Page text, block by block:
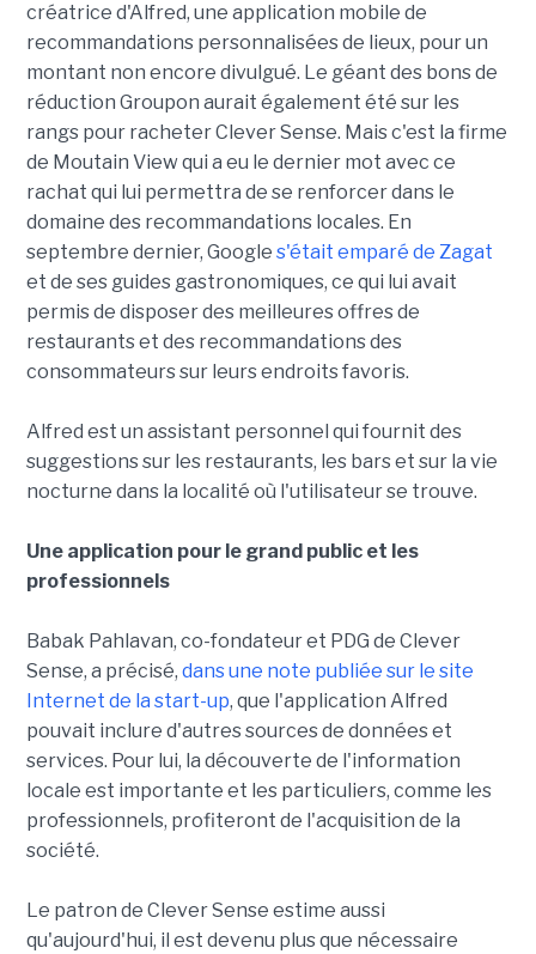
créatrice d'Alfred, une application mobile de
recommandations personnalisées de lieux, pour un
montant non encore divulgué. Le géant des bons de
réduction Groupon aurait également été sur les
rangs pour racheter Clever Sense. Mais c'est la firme
de Moutain View qui a eu le dernier mot avec ce
rachat qui lui permettra de se renforcer dans le
domaine des recommandations locales. En
septembre dernier, Google s'était emparé de Zagat
et de ses guides gastronomiques, ce qui lui avait
permis de disposer des meilleures offres de
restaurants et des recommandations des
consommateurs sur leurs endroits favoris.
Alfred est un assistant personnel qui fournit des
suggestions sur les restaurants, les bars et sur la vie
nocturne dans la localité où l'utilisateur se trouve.
Une application pour le grand public et les
professionnels
Babak Pahlavan, co-fondateur et PDG de Clever
Sense, a précisé, dans une note publiée sur le site
Internet de la start-up, que l'application Alfred
pouvait inclure d'autres sources de données et
services. Pour lui, la découverte de l'information
locale est importante et les particuliers, comme les
professionnels, profiteront de l'acquisition de la
société.
Le patron de Clever Sense estime aussi
qu'aujourd'hui, il est devenu plus que nécessaire